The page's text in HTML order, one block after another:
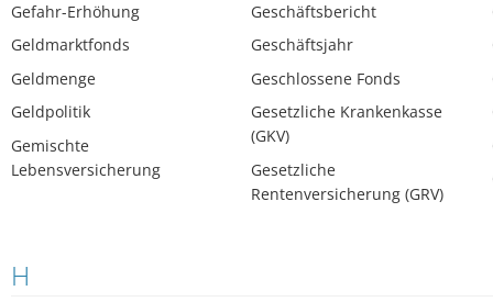
Gefahr-Erhöhung
Geldmarktfonds
Geldmenge
Geldpolitik
Gemischte
Lebensversicherung
Geschäftsbericht
Geschäftsjahr
Geschlossene Fonds
Gesetzliche Krankenkasse
(GKV)
Gesetzliche
Rentenversicherung (GRV)
H